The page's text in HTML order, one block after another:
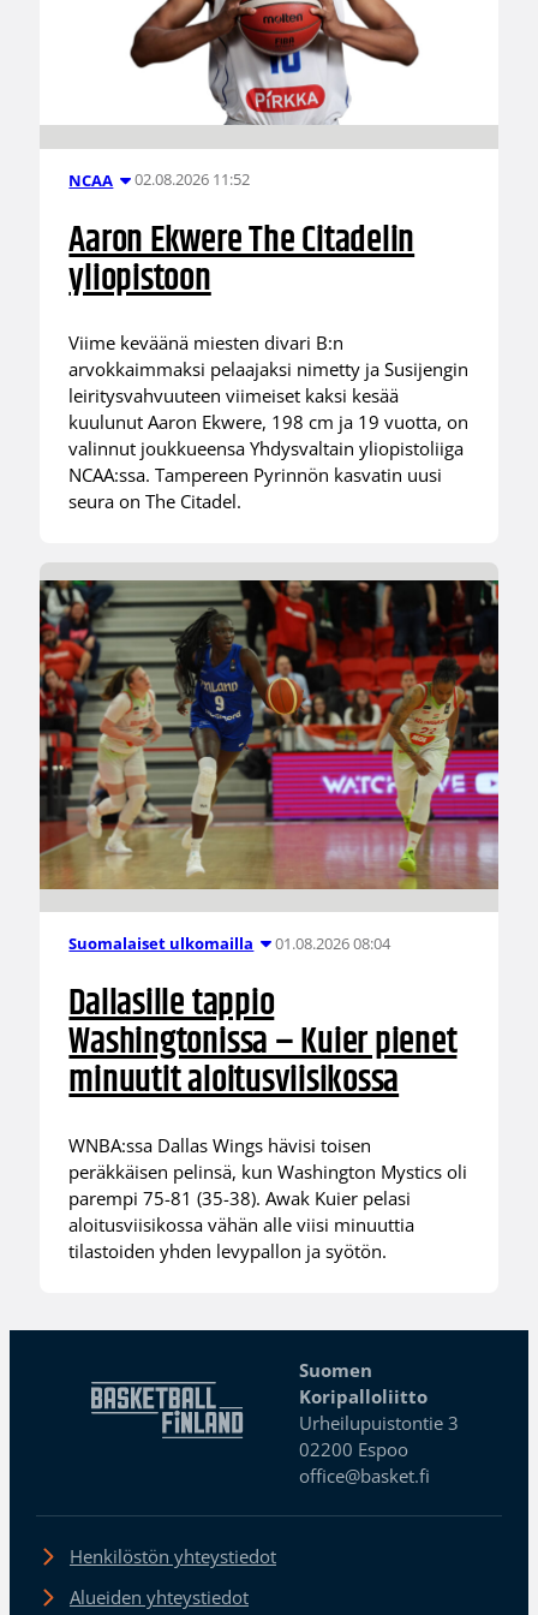
NCAA 02.08.2026 11:52
Aaron Ekwere The Citadelin
yliopistoon
Viime keväänä miesten divari B:n
arvokkaimmaksi pelaajaksi nimetty ja Susijengin
leiritysvahvuuteen viimeiset kaksi kesää
kuulunut Aaron Ekwere, 198 cm ja 19 vuotta, on
valinnut joukkueensa Yhdysvaltain yliopistoliiga
NCAA:ssa. Tampereen Pyrinnön kasvatin uusi
seura on The Citadel.
Suomalaiset ulkomailla 01.08.2026 08:04
Dallasille tappio
Washingtonissa – Kuier pienet
minuutit aloitusviisikossa
WNBA:ssa Dallas Wings hävisi toisen
peräkkäisen pelinsä, kun Washington Mystics oli
parempi 75-81 (35-38). Awak Kuier pelasi
aloitusviisikossa vähän alle viisi minuuttia
tilastoiden yhden levypallon ja syötön.
Suomen
Koripalloliitto
Urheilupuistontie 3
02200 Espoo
office@basket.fi
Henkilöstön yhteystiedot
Alueiden yhteystiedot